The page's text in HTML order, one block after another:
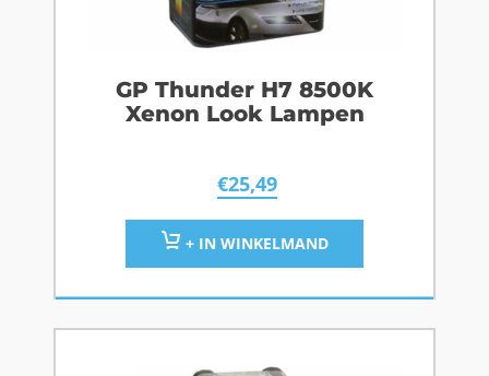
GP Thunder H7 8500K
Xenon Look Lampen
€25,49
+ IN WINKELMAND